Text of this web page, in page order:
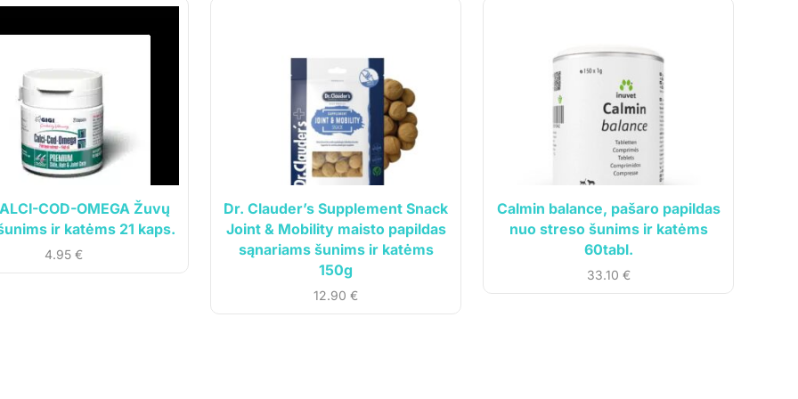
COD-OMEGA Žuvų
ir katėms 21 kaps.
4.95 €
Dr. Clauder’s Supplement Snack
Joint & Mobility maisto papildas
sąnariams šunims ir katėms
150g
12.90 €
Calmin balance, pašaro papildas
nuo streso šunims ir katėms
60tabl.
33.10 €
taisyklės
Mano paskyra
Siuntos sekimas